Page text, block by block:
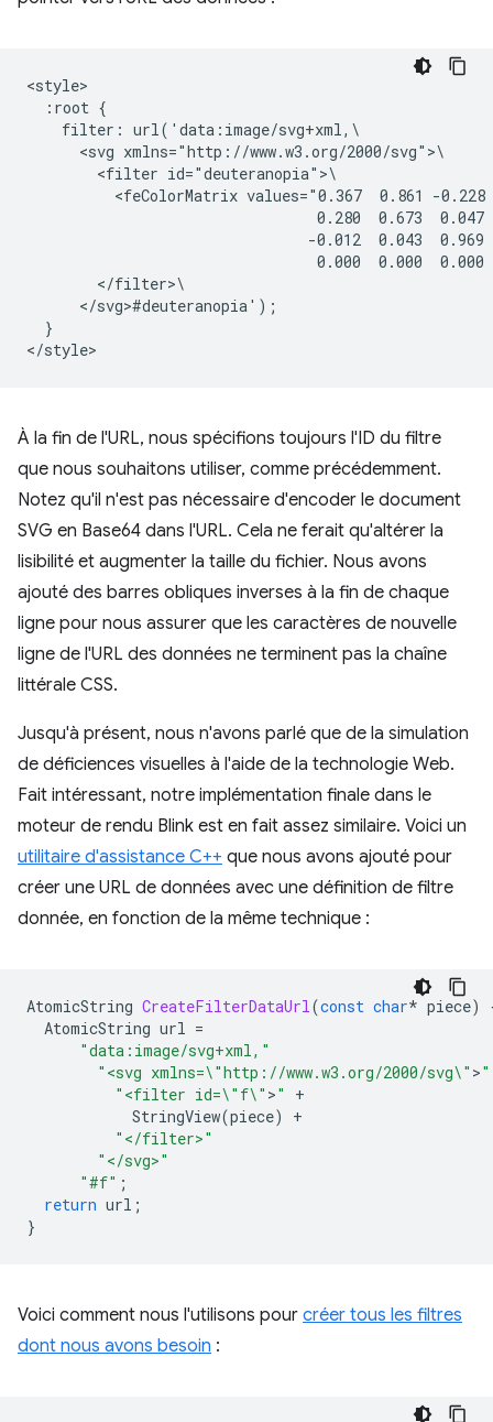
<style>
  :root {
    filter: url('data:image/svg+xml,\
      <svg xmlns="http://www.w3.org/2000/svg">\
        <filter id="deuteranopia">\
<feColorMatrix values="0.367  0.861 -0.228
0.280  0.673  0.047
-0.012  0.043  0.969
0.000  0.000  0.000
        </filter>\
      </svg>#deuteranopia');
  }
À la fin de l'URL, nous spécifions toujours l'ID du filtre
que nous souhaitons utiliser, comme précédemment.
Notez qu'il n'est pas nécessaire d'encoder le document
SVG en Base64 dans l'URL. Cela ne ferait qu'altérer la
lisibilité et augmenter la taille du fichier. Nous avons
ajouté des barres obliques inverses à la fin de chaque
ligne pour nous assurer que les caractères de nouvelle
ligne de l'URL des données ne terminent pas la chaîne
littérale CSS.
Jusqu'à présent, nous n'avons parlé que de la simulation
de déficiences visuelles à l'aide de la technologie Web.
Fait intéressant, notre implémentation finale dans le
moteur de rendu Blink est en fait assez similaire. Voici un
utilitaire d'assistance C++ que nous avons ajouté pour
créer une URL de données avec une définition de filtre
donnée, en fonction de la même technique :
AtomicString CreateFilterDataUrl(const char* piece)
AtomicString url =
"data:image/svg+xml,"
"<svg xmlns=\"http://www.w3.org/2000/svg\" >"
"<filter id=\" f\" >"
+
StringView(piece)
+
"</filter>"
"</svg>"
"#f" ;
return url ;
}
Voici comment nous l'utilisons pour créer tous les filtres
dont nous avons besoin :